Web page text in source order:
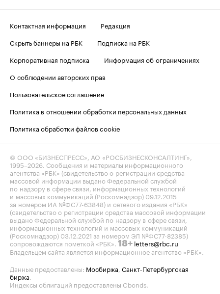
Контактная информация
Редакция
Скрыть баннеры на РБК
Подписка на РБК
Корпоративная подписка
Информация об ограничениях
О соблюдении авторских прав
Пользовательское соглашение
Политика в отношении обработки персональных данных
Политика обработки файлов cookie
© ООО «БИЗНЕСПРЕСС», АО «РОСБИЗНЕСКОНСАЛТИНГ»,
1995–2026 . Сообщения и материалы информационного
агентства «РБК» (свидетельство о регистрации средства
массовой информации выдано Федеральной службой
по надзору в сфере связи, информационных технологий
и массовых коммуникаций (Роскомнадзор) 09.12.2015
за номером ИА №ФС77-63848) и сетевого издания «РБК»
(свидетельство о регистрации средства массовой информации
выдано Федеральной службой по надзору в сфере связи,
информационных технологий и массовых коммуникаций
(Роскомнадзор) 03.12.2021 за номером ЭЛ №ФС77-82385)
сопровождаются пометкой «РБК». 18+ letters@rbc.ru
Владельцем сайта является информационное агентство «РБК».
Данные предоставлены: Мосбиржа Санкт-Петербургская
биржа
Индексы облигаций предоставлены Cbonds.